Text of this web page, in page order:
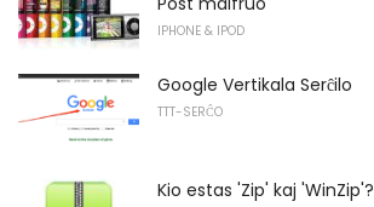
IPHONE & IPOD
Google Vertikala Serĉilo
TTT-SERĈO
Kio estas 'Zip' kaj 'WinZip'?